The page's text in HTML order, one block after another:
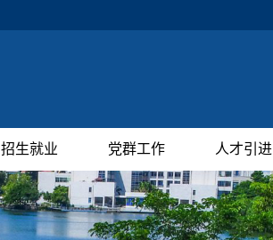
招生就业 党群工作 人才引进